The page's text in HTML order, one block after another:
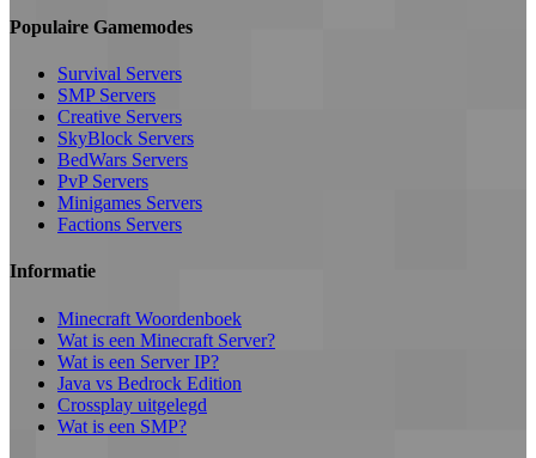
Populaire Gamemodes
Survival Servers
SMP Servers
Creative Servers
SkyBlock Servers
BedWars Servers
PvP Servers
Minigames Servers
Factions Servers
Informatie
Minecraft Woordenboek
Wat is een Minecraft Server?
Wat is een Server IP?
Java vs Bedrock Edition
Crossplay uitgelegd
Wat is een SMP?